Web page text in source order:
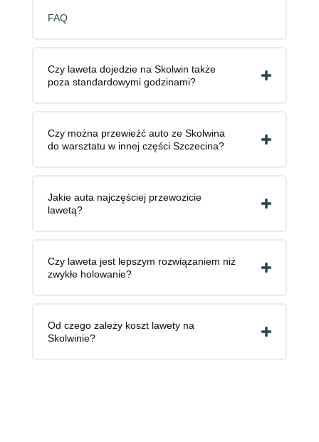
FAQ
Czy laweta dojedzie na Skolwin także
poza standardowymi godzinami?
Czy można przewieźć auto ze Skolwina
do warsztatu w innej części Szczecina?
Jakie auta najczęściej przewozicie
lawetą?
Czy laweta jest lepszym rozwiązaniem niż
zwykłe holowanie?
Od czego zależy koszt lawety na
Skolwinie?